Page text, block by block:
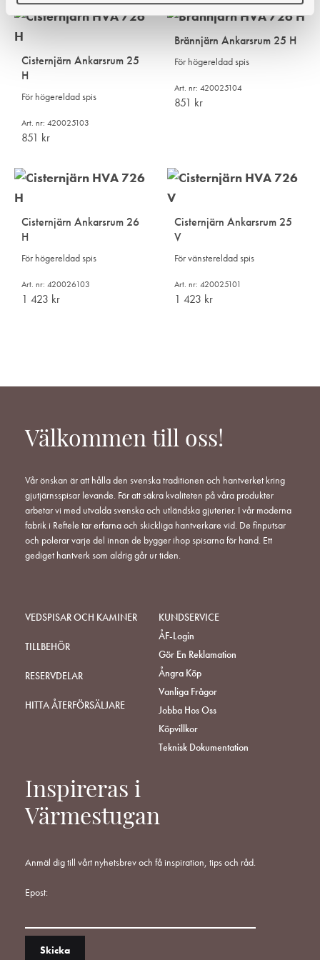
Cisternjärn Ankarsrum 25
H
För högereldad spis
Art. nr: 420025103
851 kr
Brännjärn Ankarsrum 25 H
För högereldad spis
Art. nr: 420025104
851 kr
Cisternjärn Ankarsrum 26
H
För högereldad spis
Art. nr: 420026103
1 423 kr
Cisternjärn Ankarsrum 25
V
För vänstereldad spis
Art. nr: 420025101
1 423 kr
Välkommen till oss!
Vår önskan är att hålla den svenska traditionen och hantverket kring
gjutjärnsspisar levande. För att säkra kvaliteten på våra produkter
arbetar vi med utvalda svenska och utländska gjuterier. I vår moderna
fabrik i Reftele tar erfarna och skickliga hantverkare vid. De finputsar
och polerar varje del innan de bygger ihop spisarna för hand. Ett
gediget hantverk som aldrig går ur tiden.
VEDSPISAR OCH KAMINER
TILLBEHÖR
RESERVDELAR
HITTA ÅTERFÖRSÄLJARE
KUNDSERVICE
ÅF-Login
Gör En Reklamation
Ångra Köp
Vanliga Frågor
Jobba Hos Oss
Köpvillkor
Teknisk Dokumentation
Inspireras i
Värmestugan
Anmäl dig till vårt nyhetsbrev och få inspiration, tips och råd.
Epost: